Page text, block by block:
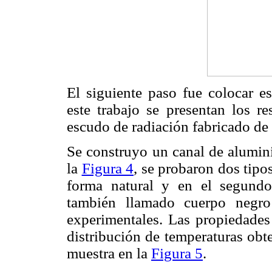
El siguiente paso fue colocar
este trabajo se presentan los
escudo de radiación fabricado
Se construyo un canal de
la Figura 4, se probaron dos
forma natural y en el
también llamado cuerpo
experimentales. Las
distribución de temperaturas
muestra en la Figura 5.